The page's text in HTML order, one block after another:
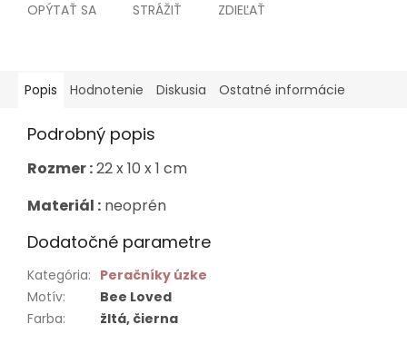
OPÝTAŤ SA STRÁŽIŤ ZDIEĽAŤ
Popis Hodnotenie Diskusia Ostatné informácie
Podrobný popis
Rozmer :22 x 10 x 1 cm
Materiál : neoprén
Dodatočné parametre
Kategória: Peračníky úzke
Motív:
Bee Loved
Farba: žltá, čierna